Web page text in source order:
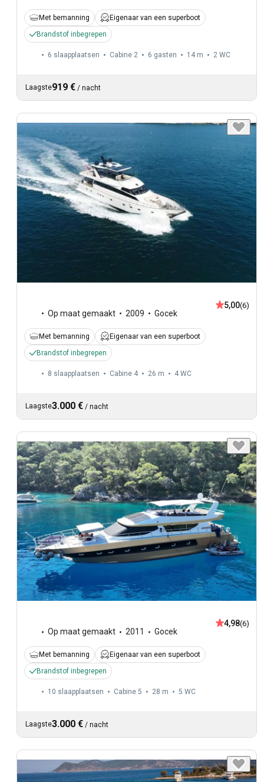
Met bemanning
Eigenaar van een superboot
Brandstof inbegrepen
6 slaapplaatsen Cabine 2 6 gasten 14 m 2 WC
Laagste919 € / nacht
Op maat gemaakt 2009 Gocek
5,00(6)
Met bemanning
Eigenaar van een superboot
Brandstof inbegrepen
8 slaapplaatsen Cabine 4 26 m 4 WC
Laagste3.000 € / nacht
Op maat gemaakt 2011 Gocek
4,98(6)
Met bemanning
Eigenaar van een superboot
Brandstof inbegrepen
10 slaapplaatsen Cabine 5 28 m 5 WC
Laagste3.000 € / nacht